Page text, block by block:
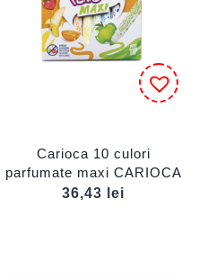
Carioca 10 culori
parfumate maxi CARIOCA
36,43
lei